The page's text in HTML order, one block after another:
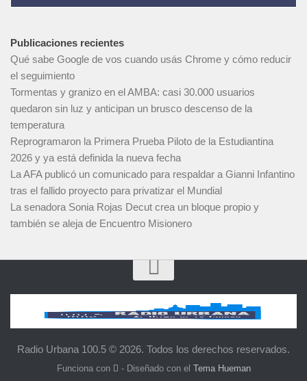
Publicaciones recientes
Qué sabe Google de vos cuando usás Chrome y cómo reducir
el seguimiento
Tormentas y granizo en el AMBA: casi 30.000 usuarios
quedaron sin luz y anticipan un brusco descenso de la
temperatura
Reprogramaron la Primera Prueba Piloto de la Estudiantina
2026 y ya está definida la nueva fecha
La AFA publicó un comunicado para respaldar a Gianni Infantino
tras el fallido proyecto para privatizar el Mundial
La senadora Sonia Rojas Decut crea un bloque propio y
también se aleja de Encuentro Misionero
Radio Urbana 100.5 © 2026. Todos los derechos reservados.
Funciona con - Diseñado con el Tema Hueman